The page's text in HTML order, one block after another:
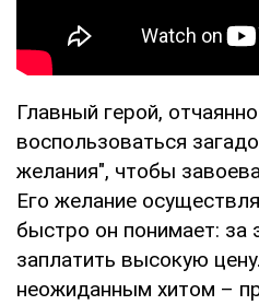
Главный герой,
воспользоваться
желания", чтобы
Его желание
быстро он понимает: за
заплатить высокую
неожиданным хитом –